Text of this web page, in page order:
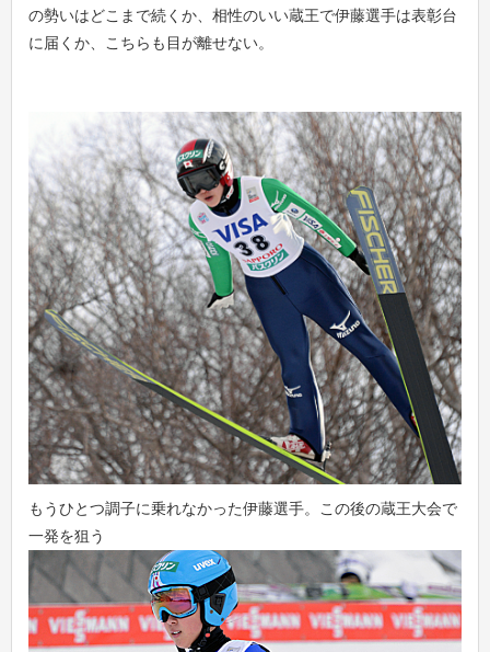
の勢いはどこまで続くか、相性のいい蔵王で伊藤選手は表彰台
に届くか、こちらも目が離せない。
もうひとつ調子に乗れなかった伊藤選手。この後の蔵王大会で
一発を狙う